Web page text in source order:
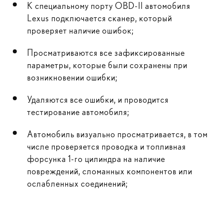
К специальному порту OBD-II автомобиля
Lexus подключается сканер, который
проверяет наличие ошибок;
Просматриваются все зафиксированные
параметры, которые были сохранены при
возникновении ошибки;
Удаляются все ошибки, и проводится
тестирование автомобиля;
Автомобиль визуально просматривается, в том
числе проверяется проводка и топливная
форсунка 1-го цилиндра на наличие
повреждений, сломанных компонентов или
ослабленных соединений;